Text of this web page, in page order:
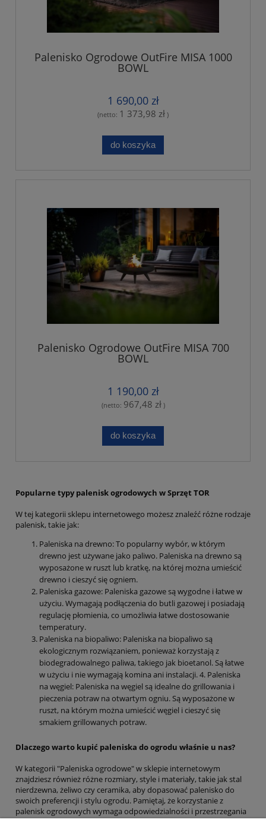
Palenisko Ogrodowe OutFire MISA 1000
BOWL
1 690,00 zł
(netto: 1 373,98 zł )
do koszyka
Palenisko Ogrodowe OutFire MISA 700
BOWL
1 190,00 zł
(netto: 967,48 zł)
do koszyka
Popularne typy palenisk ogrodowych w Sprzęt TOR
W tej kategorii sklepu internetowego możesz znaleźć różne rodzaje
palenisk, takie jak:
Paleniska na drewno: To popularny wybór, w którym
drewno jest używane jako paliwo. Paleniska na drewno są
wyposażone w ruszt lub kratkę, na której można umieścić
drewno i cieszyć się ogniem.
Paleniska gazowe: Paleniska gazowe są wygodne i łatwe w
użyciu. Wymagają podłączenia do butli gazowej i posiadają
regulację płomienia, co umożliwia łatwe dostosowanie
temperatury.
Paleniska na biopaliwo: Paleniska na biopaliwo są
ekologicznym rozwiązaniem, ponieważ korzystają z
biodegradowalnego paliwa, takiego jak bioetanol. Są łatwe
w użyciu i nie wymagają komina ani instalacji. 4. Paleniska
na węgiel: Paleniska na węgiel są idealne do grillowania i
pieczenia potraw na otwartym ogniu. Są wyposażone w
ruszt, na którym można umieścić węgiel i cieszyć się
smakiem grillowanych potraw.
Dlaczego warto kupić paleniska do ogrodu właśnie u nas?
W kategorii "Paleniska ogrodowe" w sklepie internetowym
znajdziesz również różne rozmiary, style i materiały, takie jak stal
nierdzewna, żeliwo czy ceramika, aby dopasować palenisko do
swoich preferencji i stylu ogrodu. Pamiętaj, że korzystanie z
palenisk ogrodowych wymaga odpowiedzialności i przestrzegania